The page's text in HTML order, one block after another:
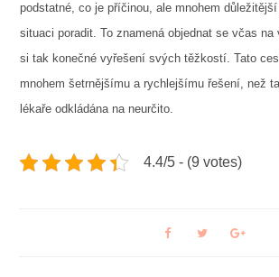
podstatné, co je příčinou, ale mnohem
situaci poradit. To znamená objednat se včas
si tak konečné vyřešení svých těžkostí. Tato
mnohem šetrnějšímu a rychlejšímu řešení, než
lékaře odkládána na neurčito.
4.4/5 - (9 votes)